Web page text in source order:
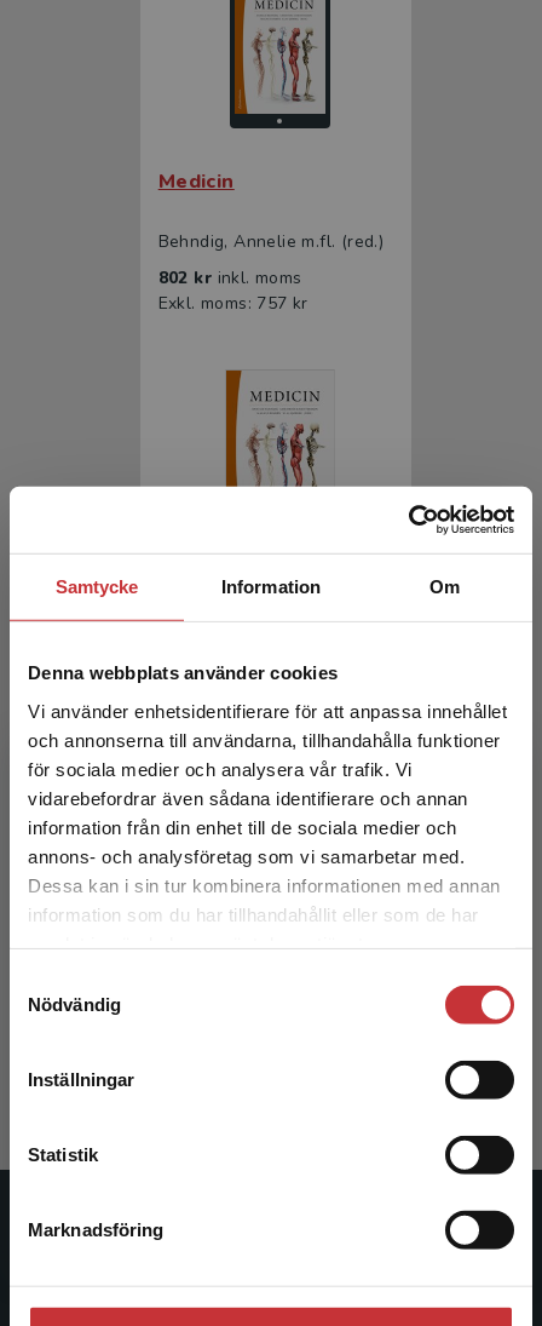
Samtycke Information Om
Denna webbplats använder cookies
Vi använder enhetsidentifierare för att anpassa innehållet
och annonserna till användarna, tillhandahålla funktioner
för sociala medier och analysera vår trafik. Vi
vidarebefordrar även sådana identifierare och annan
information från din enhet till de sociala medier och
annons- och analysföretag som vi samarbetar med.
Dessa kan i sin tur kombinera informationen med annan
information som du har tillhandahållit eller som de har
Nödvändig
Inställningar
Statistik
Marknadsföring
Begränsad fraktregion
Det verkar som att du besöker
studentlitteratur.se via en enhet utanför Sverige.
Vi erbjuder inte leveranser utanför Sverige. För
att kunna slutföra ett köp måste
Medicin
Behndig, Annelie m.fl. (red.)
802 kr inkl. moms
Exkl. moms: 757 kr
Medicin
1 261 krinkl. moms
Studentlitteratur
ledande utbildningsförlag. Med läromedel, kurslitteratur,